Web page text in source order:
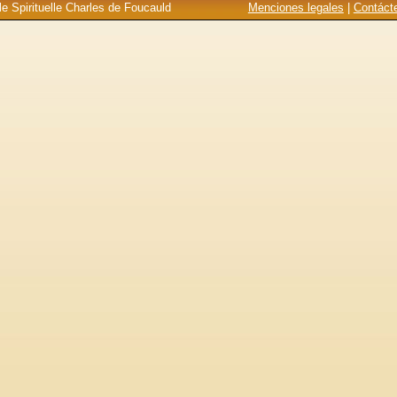
Menciones legales
Spirituelle Charles de Foucauld